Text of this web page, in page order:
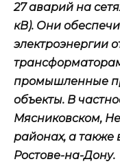
27 аварий на
кВ). Они
электроэнергии
промышленные
объекты. В
Мясниковском,
районах, а также
Ростове-на-Дону.